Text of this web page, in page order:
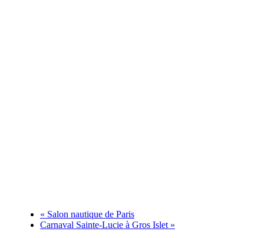
« Salon nautique de Paris
Carnaval Sainte-Lucie à Gros Islet »